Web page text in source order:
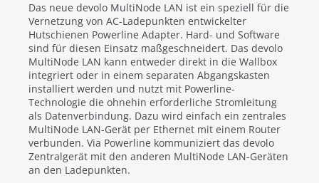
Das neue devolo MultiNode LAN ist ein speziell für die
Vernetzung von AC-Ladepunkten entwickelter
Hutschienen Powerline Adapter. Hard- und Software
sind für diesen Einsatz maßgeschneidert. Das devolo
MultiNode LAN kann entweder direkt in die Wallbox
integriert oder in einem separaten Abgangskasten
installiert werden und nutzt mit Powerline-
Technologie die ohnehin erforderliche Stromleitung
als Datenverbindung. Dazu wird einfach ein zentrales
MultiNode LAN-Gerät per Ethernet mit einem Router
verbunden. Via Powerline kommuniziert das devolo
Zentralgerät mit den anderen MultiNode LAN-Geräten
an den Ladepunkten.